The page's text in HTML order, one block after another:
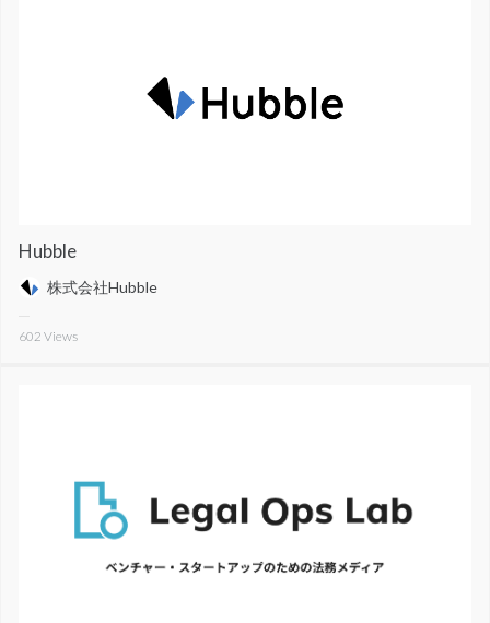
Hubble
株式会社Hubble
602 Views